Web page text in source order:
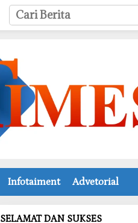
Infotaiment Advetorial
SELAMAT DAN SUKSES